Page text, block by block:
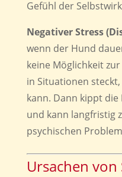
Gefühl der
Negativer Stress
wenn der Hund
keine Möglichkeit
in Situationen
kann. Dann kippt
und kann langfristig
psychischen
Ursachen